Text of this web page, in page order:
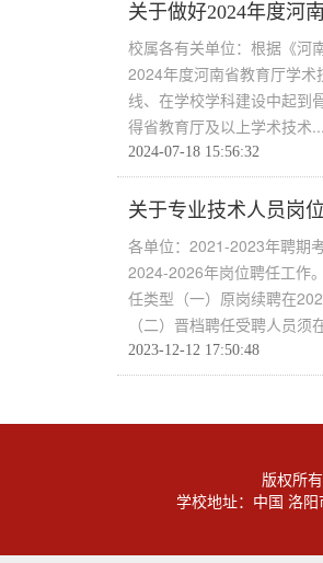
关于做好2024年度河
校属各有关单位：根据《河
2024年度河南省教育厅学
线、在学校学科建设中起到
得省教育厅及以上学术技术
2024-07-18 15:56:32
关于专业技术人员岗
各单位：2021-2023年聘期
2024-2026年岗位聘任工作
任类型（一）原岗续聘在
（二）晋档聘任受聘人员须
2023-12-12 17:50:48
版权所
学校地址：中国 洛